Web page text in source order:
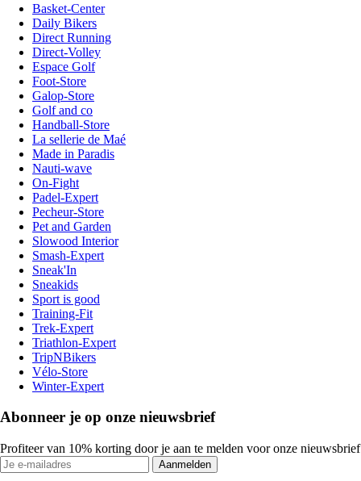
Basket-Center
Daily Bikers
Direct Running
Direct-Volley
Espace Golf
Foot-Store
Galop-Store
Golf and co
Handball-Store
La sellerie de Maé
Made in Paradis
Nauti-wave
On-Fight
Padel-Expert
Pecheur-Store
Pet and Garden
Slowood Interior
Smash-Expert
Sneak'In
Sneakids
Sport is good
Training-Fit
Trek-Expert
Triathlon-Expert
TripNBikers
Vélo-Store
Winter-Expert
Abonneer je op onze nieuwsbrief
Profiteer van 10% korting door je aan te melden voor onze nieuwsbrief
Aanmelden